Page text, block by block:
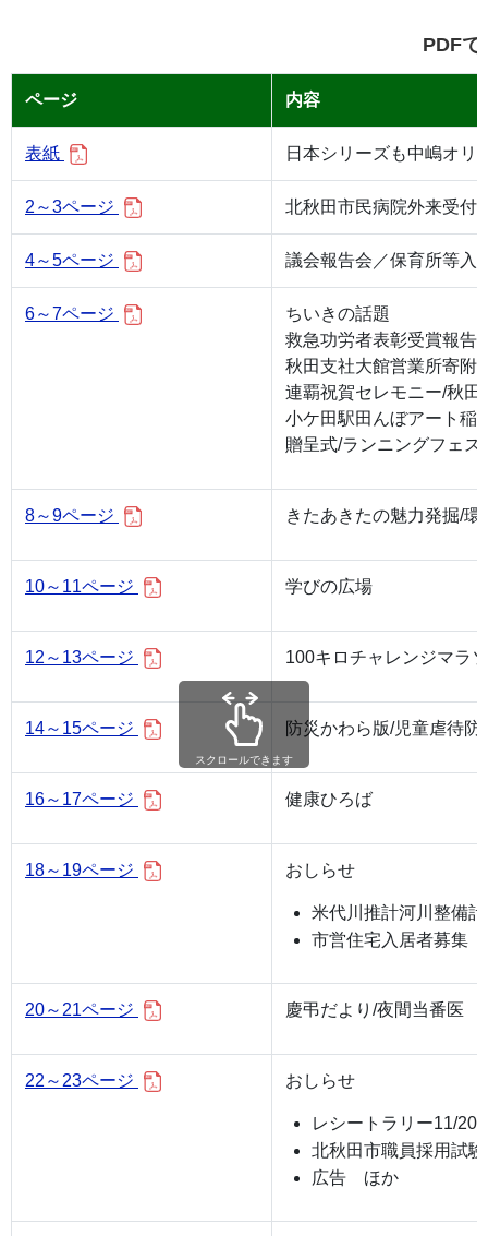
PDFで
ページ 内容
表紙 日本シリーズも中嶋オリ
2～3ページ 北秋田市民病院外来受付
4～5ページ 議会報告会／保育所等
6～7ページ
ちいきの話題
救急功労者表彰受賞報告
秋田支社大館営業所寄附
連覇祝賀セレモニー/秋
小ケ田駅田んぼアート稲
贈呈式/ランニングフェ
8～9ページ きたあきたの魅力発掘/
10～11ページ 学びの広場
12～13ページ 100キロチャレンジマラ
14～15ページ 防災かわら版/児童虐待
16～17ページ 健康ひろば
18～19ページ おしらせ
米代川推計河川整備
市営住宅入居者募集
20～21ページ 慶弔だより/夜間当番医
22～23ページ おしらせ
レシートラリー11/20
北秋田市職員採用試
広告 ほか
スクロールできます